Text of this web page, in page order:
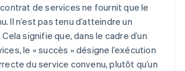
contrat de services ne fournit que le
Il n’est pas tenu d’atteindre un
signifie que, dans le cadre d’un
le « succès » désigne l’exécution
du service convenu, plutôt qu’un